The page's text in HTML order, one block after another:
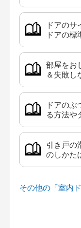
ドアの
ドアの標
部屋をお
＆失敗し
ドアの
る方法や
引き戸の
のしかた
その他の「室内